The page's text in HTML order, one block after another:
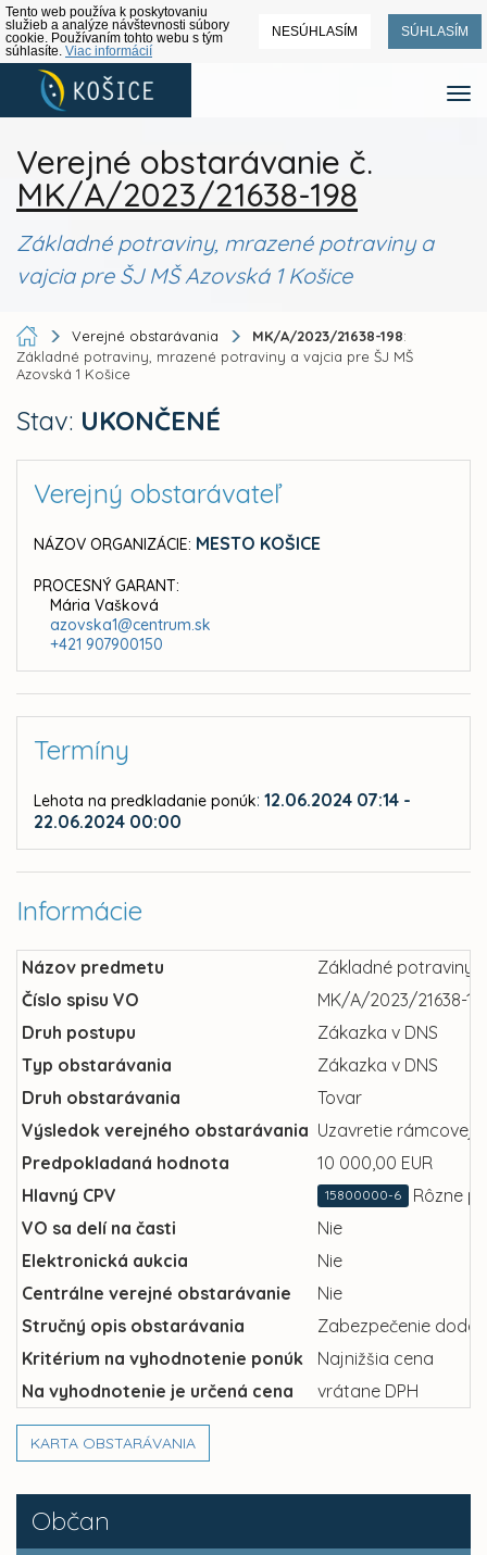
Tento web používa k poskytovaniu
služieb a analýze návštevnosti súbory
cookie. Používaním tohto webu s tým
súhlasíte. Viac informácií
NESÚHLASÍM SÚHLASÍM
Verejné obstarávanie č.
MK/A/2023/21638-198
Základné potraviny, mrazené potraviny a
vajcia pre ŠJ MŠ Azovská 1 Košice
Občan
Verejné obstarávania MK/A/2023/21638-198:
Základné potraviny, mrazené potraviny a vajcia pre ŠJ MŠ
Azovská 1 Košice
Stav: UKONČENÉ
Verejný obstarávateľ
NÁZOV ORGANIZÁCIE: MESTO KOŠICE
PROCESNÝ GARANT:
Mária Vašková
azovska1@centrum.sk
+421 907900150
Termíny
Lehota na predkladanie ponúk: 12.06.2024 07:14 -
22.06.2024 00:00
Informácie
Názov predmetu
Základné potraviny,
Číslo spisu VO
MK/A/2023/21638-
Druh postupu
Zákazka v DNS
Typ obstarávania
Zákazka v DNS
Druh obstarávania
Tovar
Výsledok verejného obstarávania Uzavretie rámcovej
Predpokladaná hodnota
10 000,00 EUR
Hlavný CPV
15800000-6
Rôzne
VO sa delí na časti
Nie
Elektronická aukcia
Nie
Centrálne verejné obstarávanie
Nie
Stručný opis obstarávania
Zabezpečenie
Kritérium na vyhodnotenie ponúk
Najnižšia cena
Na vyhodnotenie je určená cena
vrátane DPH
KARTA OBSTARÁVANIA